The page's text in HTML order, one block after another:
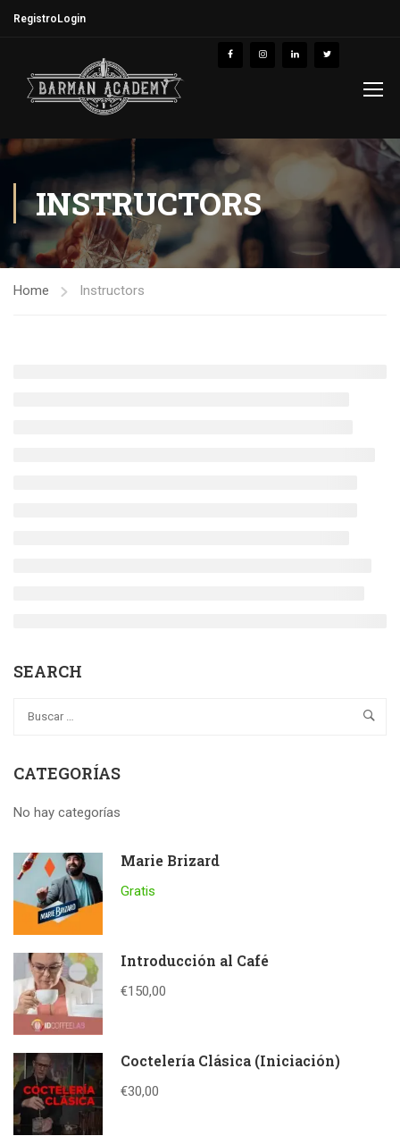
Registro Login
INSTRUCTORS
Home Instructors
SEARCH
CATEGORÍAS
No hay categorías
Marie Brizard
Gratis
Introducción al Café
€150,00
Coctelería Clásica (Iniciación)
€30,00